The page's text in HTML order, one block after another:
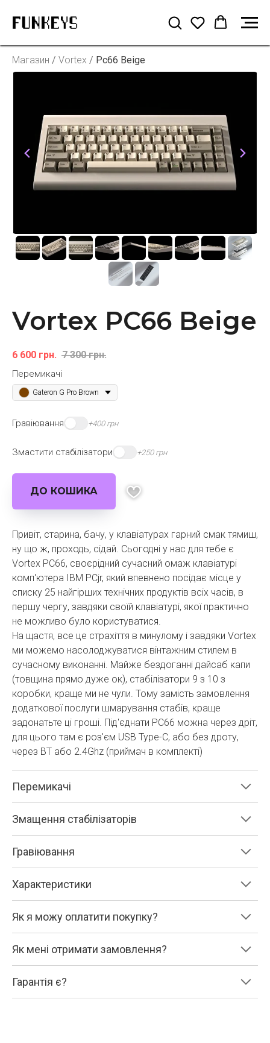
Магазин / Vortex / Pc66 Beige
Vortex PC66 Beige
6 600 грн. 7 300 грн.
Перемикачі
Gateron G Pro Brown
Гравіювання +400 грн
Змастити стабілізатори +250 грн
ДО КОШИКА
Привіт, старина, бачу, у клавіатурах гарний смак тямиш,
ну що ж, проходь, сідай. Сьогодні у нас для тебе є
Vortex PC66, своєрідний сучасний омаж клавіатурі
комп'ютера IBM PCjr, який впевнено посідає місце у
списку 25 найгірших технічних продуктів всіх часів, в
першу чергу, завдяки своїй клавіатурі, якої практично
не можливо було користуватися.
На щастя, все це страхіття в минулому і завдяки Vortex
ми можемо насолоджуватися вінтажним стилем в
сучасному виконанні. Майже бездоганні дайсаб капи
(товщина прямо дуже ок), стабілізатори 9 з 10 з
коробки, краще ми не чули. Тому замість замовлення
додаткової послуги шмарування стабів, краще
задонатьте ці гроші. Під'єднати PC66 можна через дріт,
для цього там є роз'єм USB Type-C, або без дроту,
через BT або 2.4Ghz (приймач в комплекті)
Перемикачі
Змащення стабілізаторів
Гравіювання
Характеристики
Як я можу оплатити покупку?
Як мені отримати замовлення?
Гарантія є?